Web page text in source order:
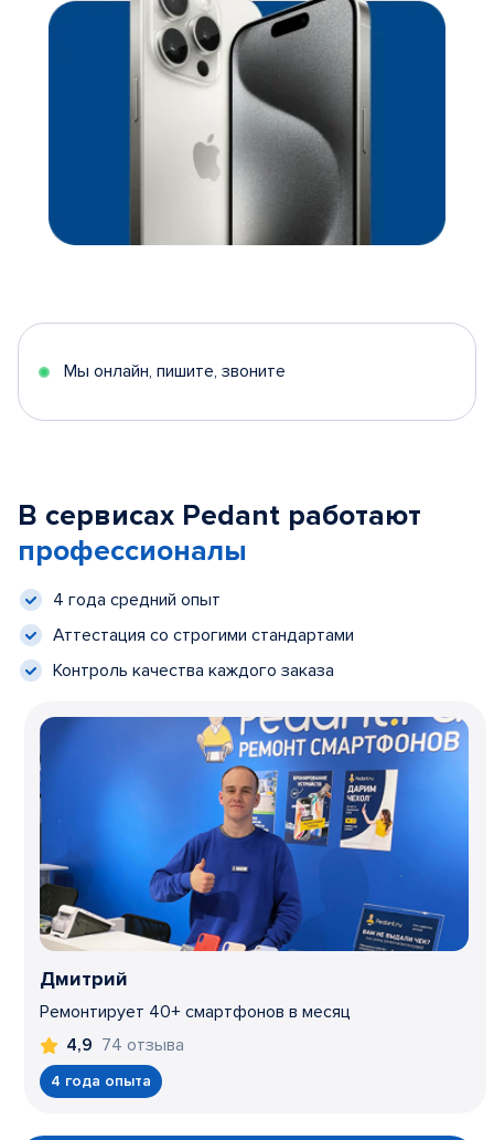
Мы онлайн, пишите, звоните
В сервисах Pedant работают
профессионалы
4 года средний опыт
Аттестация со строгими стандартами
Контроль качества каждого заказа
Дмитрий
Ремонтирует 40+ смартфонов в месяц
4,9 74 отзыва
4 года опыта